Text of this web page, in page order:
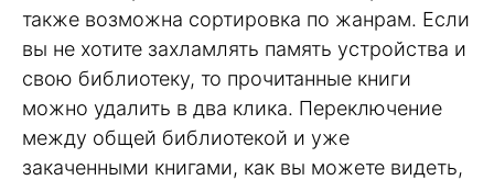
также возможна сортировка по жанрам. Если
вы не хотите захламлять память устройства и
свою библиотеку, то прочитанные книги
можно удалить в два клика. Переключение
между общей библиотекой и уже
закаченными книгами, как вы можете видеть,